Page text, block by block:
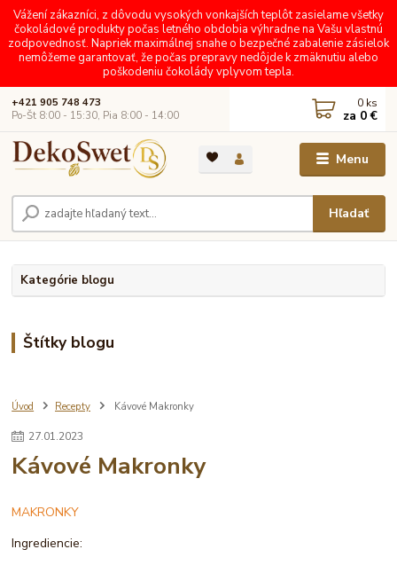
Vážení zákazníci, z dôvodu vysokých vonkajších teplôt zasielame všetky
čokoládové produkty počas letného obdobia výhradne na Vašu vlastnú
zodpovednosť. Napriek maximálnej snahe o bezpečné zabalenie zásielok
nemôžeme garantovať, že počas prepravy nedôjde k zmäknutiu alebo
poškodeniu čokolády vplyvom tepla.
Menu
Hľadať
+421 905 748 473
Po-Št 8:00 - 15:30, Pia 8:00 - 14:00
0 ks
za 0 €
Kategórie blogu
Štítky blogu
Úvod Recepty Kávové Makronky
27.01.2023
Kávové Makronky
MAKRONKY
Ingrediencie: